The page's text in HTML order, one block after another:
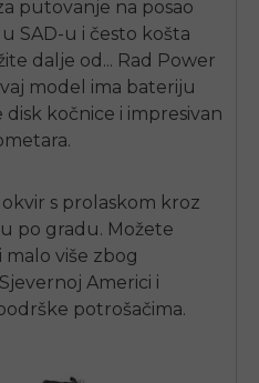
putovanje na posao
SAD-u i često košta
dalje od... Rad Power
model ima bateriju
kočnice i impresivan
s prolaskom kroz
po gradu. Možete
više zbog
Americi i
potrošačima.